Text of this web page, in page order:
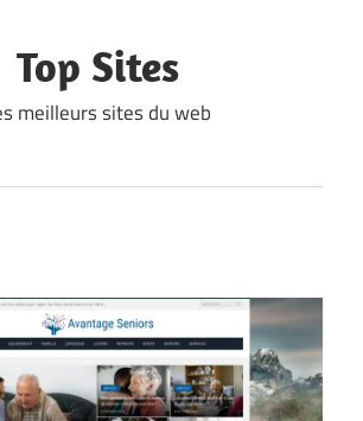
Top Sites
meilleurs sites du web